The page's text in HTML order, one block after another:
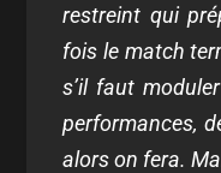
restreint qui
fois le match
s’il faut
performances,
alors on fera.